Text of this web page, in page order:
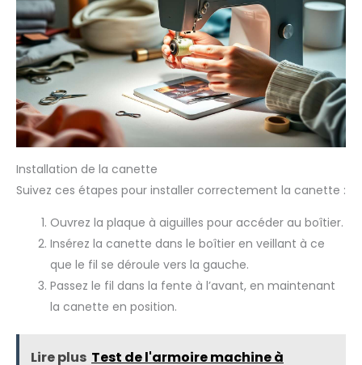
Installation de la canette
Suivez ces étapes pour installer correctement la canette :
Ouvrez la plaque à aiguilles pour accéder au boîtier.
Insérez la canette dans le boîtier en veillant à ce
que le fil se déroule vers la gauche.
Passez le fil dans la fente à l’avant, en maintenant
la canette en position.
Lire plus Test de l'armoire machine à